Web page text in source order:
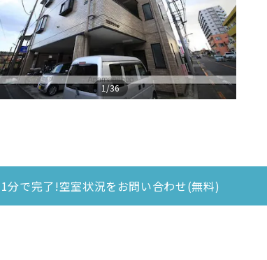
1/36
1分で完了!空室状況をお問い合わせ(無料)